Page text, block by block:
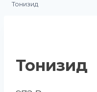
Тонизид
Тонизид